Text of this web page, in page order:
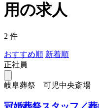
用の求人
2 件
おすすめ順 新着順
正社員
岐阜葬祭 可児中央斎場